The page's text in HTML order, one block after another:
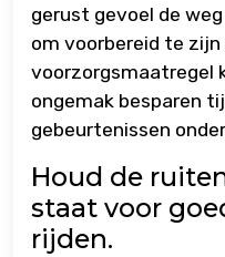
gerust gevoel de
om voorbereid te
voorzorgsmaatregel
ongemak besparen
gebeurtenissen
Houd de
staat voor
rijden.